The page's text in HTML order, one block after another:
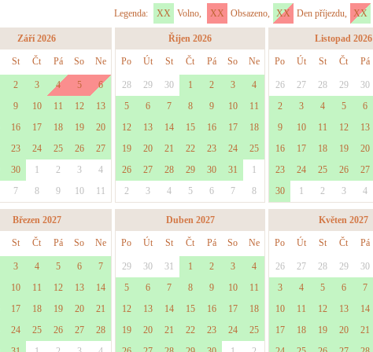
Legenda: XX Volno, XX Obsazeno, XX Den příjezdu, XX
Září 2026
St Čt Pá So Ne
2 3 4 5
6
9 10 11 12
13
16 17 18 19
20
23 24 25 26
27
30 1 2 3
4
7 8 9 10 11
Říjen 2026
Po Út St Čt Pá So Ne
28 29 30 1 2 3
4
5
6 7 8 9 10
11
12
13 14 15 16 17
18
19
20 21 22 23 24
25
26
27 28 29 30 31
1
2
3 4 5 6 7 8
Listopad 2026
Po Út St Čt Pá
26 27 28 29 30
2
3 4 5 6
9
10 11 12 13
16
17 18 19 20
23
24 25 26 27
30
1 2 3 4
Březen 2027
St Čt Pá So Ne
3 4 5 6
7
10 11 12 13
14
17 18 19 20
21
24 25 26 27
28
Duben 2027
Po Út St Čt Pá So Ne
29 30 31 1 2 3
4
5
6 7 8 9 10
11
12
13 14 15 16 17
18
19
20 21 22 23 24
25
Květen 2027
Po Út St Čt Pá
26 27 28 29 30
3
4 5 6 7
10
11 12 13 14
17
18 19 20 21